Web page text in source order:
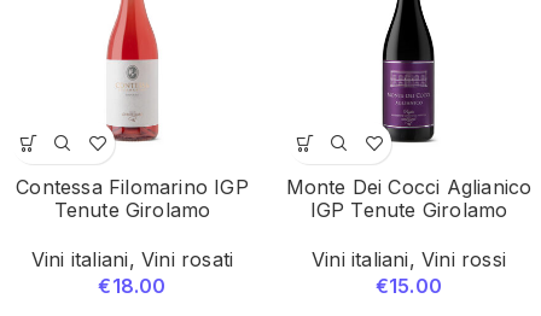
Contessa Filomarino IGP
Tenute Girolamo
Vini italiani, Vini rosati
€18.00
Monte Dei Cocci Aglianico
IGP Tenute Girolamo
Vini italiani, Vini rossi
€15.00